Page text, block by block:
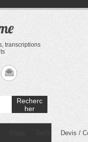
transcriptions
Recherc
her
Devis /